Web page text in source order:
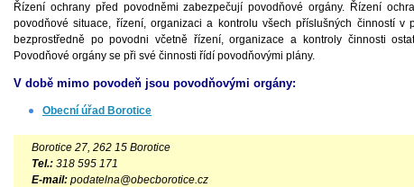
Řízení ochrany před povodněmi zabezpečují povodňové orgány. Řízení
povodňové situace, řízení, organizaci a kontrolu všech příslušných činností
bezprostředně po povodni včetně řízení, organizace a kontroly činnosti
Povodňové orgány se při své činnosti řídí povodňovými plány.
V době mimo povodeň jsou povodňovými orgány:
Obecní úřad Borotice
Borotice 27, 262 15 Borotice
Tel.: 318 595 171
E-mail: podatelna@obecborotice.cz